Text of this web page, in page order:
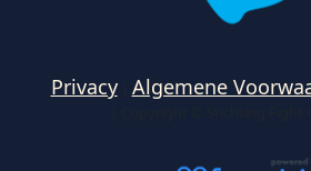
Privacy| Algemene